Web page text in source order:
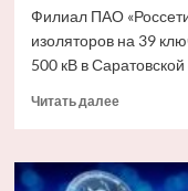
Филиал ПАО
изоляторов на 39
500 кВ в Саратовской
Читать далееПрочитать
«Россети»
заменят